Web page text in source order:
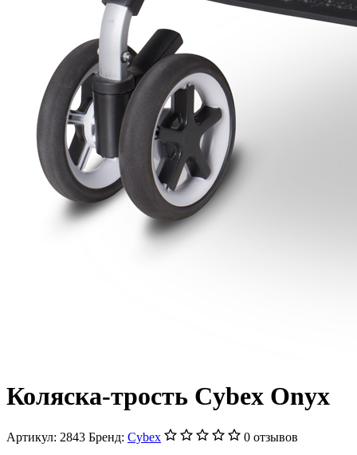
Коляска-трость Cybex Onyx
Артикул: 2843 Бренд: Cybex 0 отзывов